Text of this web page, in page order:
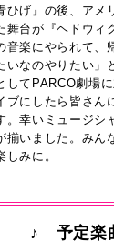
ひげ』の後、アメ
舞台が『ヘドウィ
音楽にやられて、
いなのやりたい」
してPARCO劇場
ブにしたら皆さん
。幸いミュージシ
揃いました。みん
みに。
♪ 予定